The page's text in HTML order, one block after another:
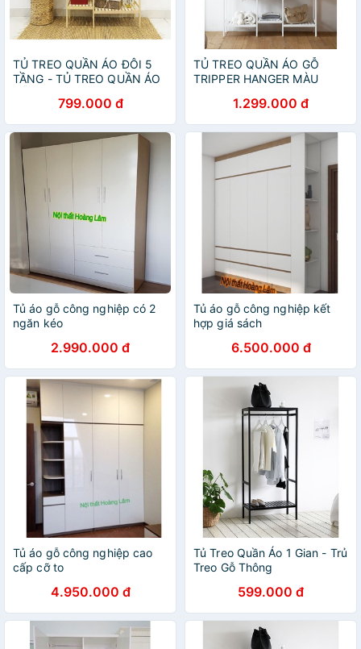
TỦ TREO QUẦN ÁO ĐÔI 5
TẦNG - TỦ TREO QUẦN ÁO
799.000 đ
TỦ TREO QUẦN ÁO GỖ
TRIPPER HANGER MÀU
1.299.000 đ
Tủ áo gỗ công nghiệp có 2
ngăn kéo
2.990.000 đ
Tủ áo gỗ công nghiệp kết
hợp giá sách
6.500.000 đ
Tủ áo gỗ công nghiệp cao
cấp cỡ to
4.950.000 đ
Tủ Treo Quần Áo 1 Gian - Trủ
Treo Gỗ Thông
599.000 đ